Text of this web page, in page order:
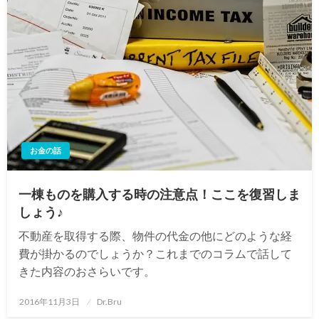
お金の話
一棟ものを購入する時の注意点！ここを復習しま
しょう♪
不動産を取得する際、物件の代金の他にどのような経
費が掛かるのでしょうか？これまでのコラムで話して
きた内容のおさらいです。
投
2016年11月3日 Dr.Bru